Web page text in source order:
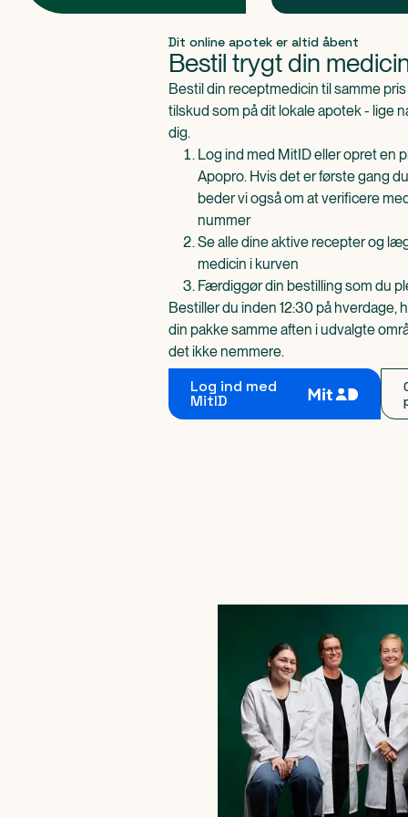
Dit online apotek er altid åbent
Bestil trygt din
Bestil din receptmedicin til samme
tilskud som på dit lokale apotek - lige
dig.
Log ind med MitID eller opret en
Apopro. Hvis det er første gang
beder vi også om at verificere
nummer
Se alle dine aktive recepter og
medicin i kurven
Færdiggør din bestilling som du
Bestiller du inden 12:30 på hverdage,
din pakke samme aften i udvalgte
det ikke nemmere.
Log ind med
MitID